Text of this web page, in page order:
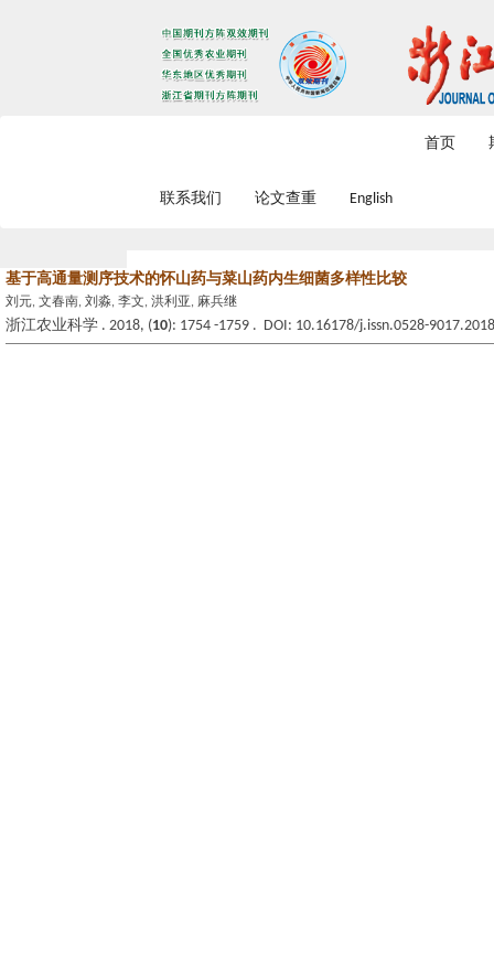
首页
联系我们 论文查重 English
基于高通量测序技术的怀山药与菜山药内生细菌多样性比较
刘元, 文春南, 刘淼, 李文, 洪利亚, 麻兵继
浙江农业科学 . 2018, (10): 1754 -1759 . DOI: 10.16178/j.issn.0528-